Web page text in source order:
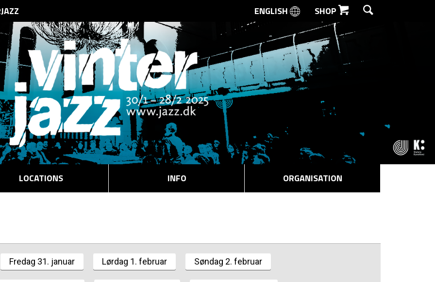
SØG
ENGLISH SHOP
LOCATIONS INFO ORGANISATION
Fredag 31. januar Lørdag 1. februar Søndag 2. februar